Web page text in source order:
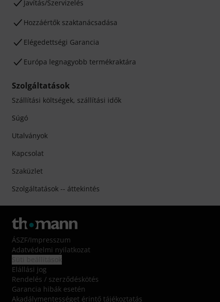
Javítás/Szervizelés
Hozzáértők szaktanácsadása
Elégedettségi Garancia
Európa legnagyobb termékraktára
Szolgáltatások
Szállítási költségek, szállítási idők
Súgó
Utalványok
Kapcsolat
Szaküzlet
Szolgáltatások -- áttekintés
ÁSZF/Impresszum
Adatvédelmi nyilatkozat
Elállási jog
Rendelés / szerződéskötés
Garancia hibák esetén
Akadálymentességet érintő tájékoztatás